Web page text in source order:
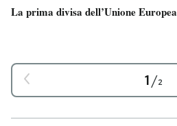
La prima divisa dell’Unione Europea
1/2